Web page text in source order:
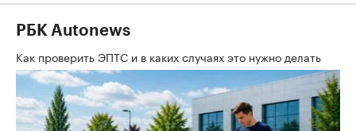
РБК Autonews
Как проверить ЭПТС и в каких случаях это нужно делать